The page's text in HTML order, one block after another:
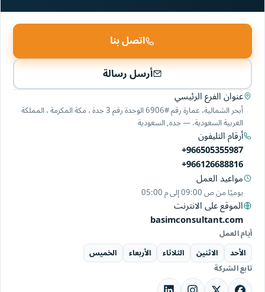
اتصل بنا
أرسل رسالة
عنوان الفرع الرئيسي
أبحر الشمالية، عمارة رقم #6906 الوحدة رقم 3 جدة ، مكة المكرمة ، المملكة
العربية السعودية. — جده, السعودية
أرقام التليفون
+966505355987
+966126688816
مواعيد العمل
يوميًا من09:00 ص إلى05:00 م
الموقع على الانترنت
basimconsultant.com
أيام العمل
الأحد الاثنين الثلاثاء الأربعاء الخميس
تابع الشركة